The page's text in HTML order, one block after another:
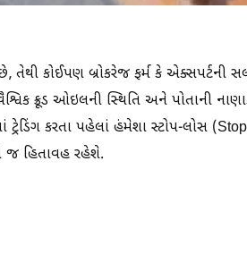
કોઈપણ બ્રોકરેજ ફર્મ કે એક્સપર્ટની
ક્રૂડ ઓઇલની સ્થિતિ અને પોતાની
કરતા પહેલાં હંમેશા સ્ટોપ-લોસ
જ હિતાવહ રહેશે.